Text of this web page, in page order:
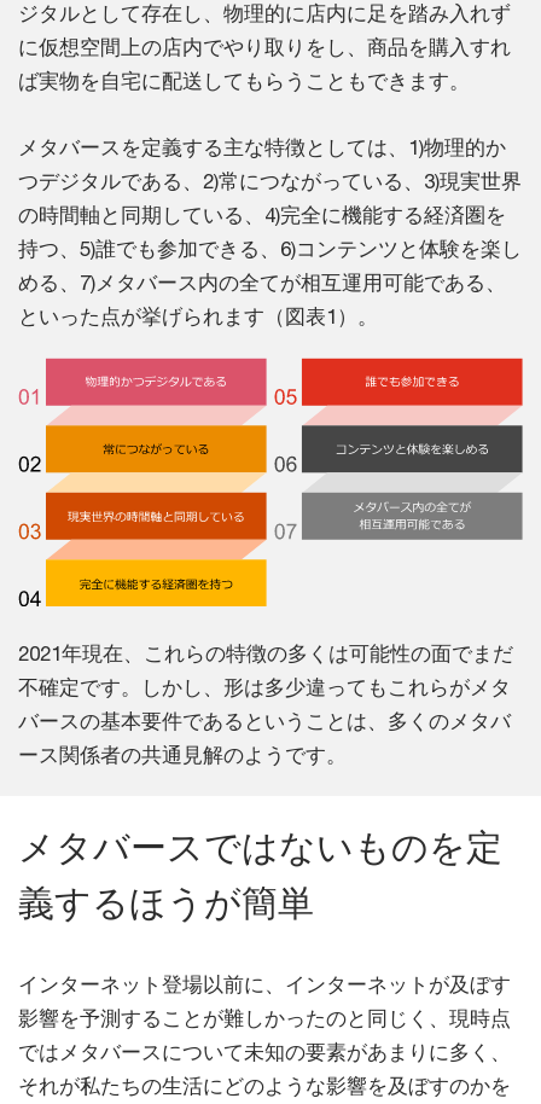
ジタルとして存在し、物理的に店内に足を踏み入れず
に仮想空間上の店内でやり取りをし、商品を購入すれ
ば実物を自宅に配送してもらうこともできます。
メタバースを定義する主な特徴としては、1)物理的か
つデジタルである、2)常につながっている、3)現実世界
の時間軸と同期している、4)完全に機能する経済圏を
持つ、5)誰でも参加できる、6)コンテンツと体験を楽し
める、7)メタバース内の全てが相互運用可能である、
といった点が挙げられます（図表1）。
2021年現在、これらの特徴の多くは可能性の面でまだ
不確定です。しかし、形は多少違ってもこれらがメタ
バースの基本要件であるということは、多くのメタバ
ース関係者の共通見解のようです。
メタバースではないものを定
義するほうが簡単
インターネット登場以前に、インターネットが及ぼす
影響を予測することが難しかったのと同じく、現時点
ではメタバースについて未知の要素があまりに多く、
それが私たちの生活にどのような影響を及ぼすのかを